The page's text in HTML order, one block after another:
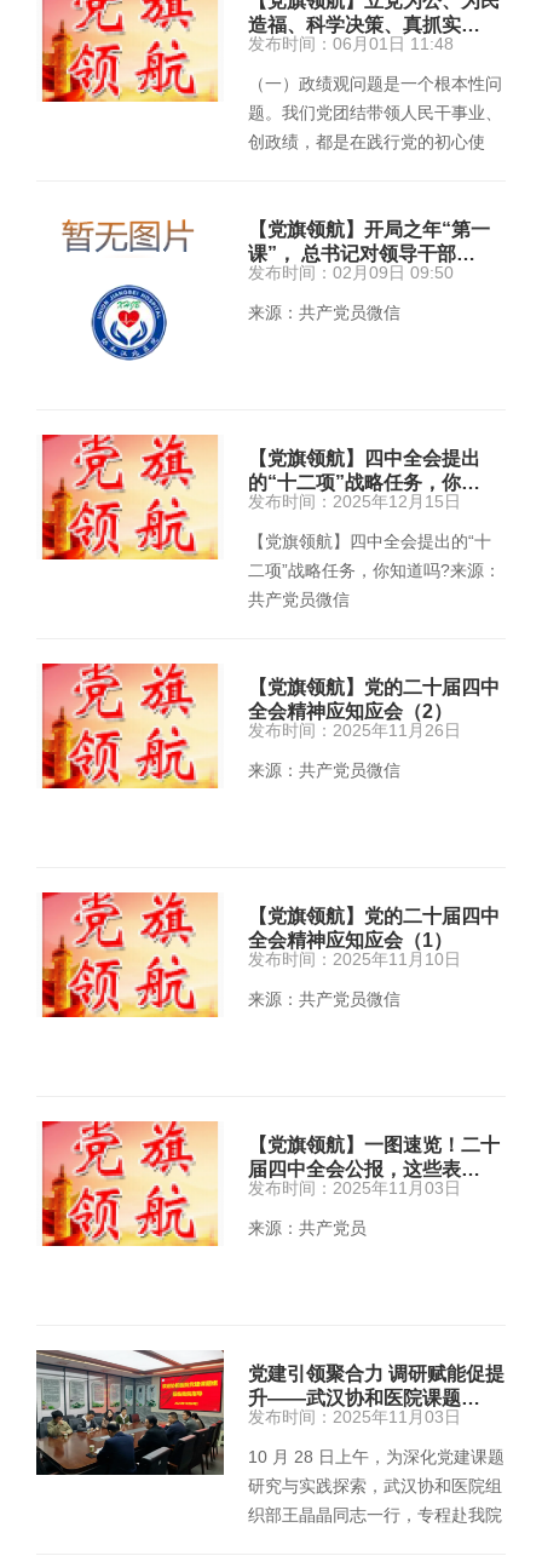
造福、科学决策、真抓实…
发布时间：06月01日 11:48
（一）政绩观问题是一个根本性问
题。我们党团结带领人民干事业、
创政绩，都是在践行党的初心使
【党旗领航】开局之年“第一
课”， 总书记对领导干部…
发布时间：02月09日 09:50
来源：共产党员微信
【党旗领航】四中全会提出
的“十二项”战略任务，你…
发布时间：2025年12月15日
【党旗领航】四中全会提出的“十
二项”战略任务，你知道吗?来源：
共产党员微信
【党旗领航】党的二十届四中
全会精神应知应会（2）
发布时间：2025年11月26日
来源：共产党员微信
【党旗领航】党的二十届四中
全会精神应知应会（1）
发布时间：2025年11月10日
来源：共产党员微信
【党旗领航】一图速览！二十
届四中全会公报，这些表…
发布时间：2025年11月03日
来源：共产党员
党建引领聚合力 调研赋能促提
升——武汉协和医院课题…
发布时间：2025年11月03日
10 月 28 日上午，为深化党建课题
研究与实践探索，武汉协和医院组
织部王晶晶同志一行，专程赴我院